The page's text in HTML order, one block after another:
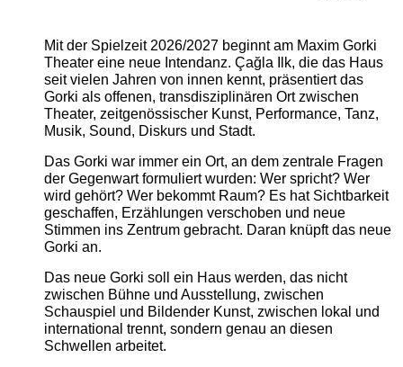
Mit der Spielzeit 2026/2027 beginnt am Maxim Gorki
Theater eine neue Intendanz. Çağla Ilk, die das Haus
seit vielen Jahren von innen kennt, präsentiert das
Gorki als offenen, transdisziplinären Ort zwischen
Theater, zeitgenössischer Kunst, Performance, Tanz,
Musik, Sound, Diskurs und Stadt.
Das Gorki war immer ein Ort, an dem zentrale Fragen
der Gegenwart formuliert wurden: Wer spricht? Wer
wird gehört? Wer bekommt Raum? Es hat Sichtbarkeit
geschaffen, Erzählungen verschoben und neue
Stimmen ins Zentrum gebracht. Daran knüpft das neue
Gorki an.
Das neue Gorki soll ein Haus werden, das nicht
zwischen Bühne und Ausstellung, zwischen
Schauspiel und Bildender Kunst, zwischen lokal und
international trennt, sondern genau an diesen
Schwellen arbeitet.